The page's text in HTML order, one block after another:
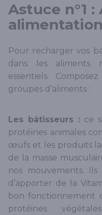
Astuce n°1
Pour recharger vos
dans les aliments
essentiels.
groupes d’aliments :
Les bâtisseurs : ce
protéines animales
œufs et les produits
de la masse
nos mouvements. Ils
d’apporter de la
bon fonctionnement
protéines